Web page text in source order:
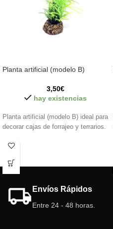
Planta artificial (modelo B)
3,50€
hay existencias
Planta artificial (modelo B) ideal para
decorar cajas de forrajeo y terrarios.
Envíos Rápidos
Entre 24 - 48 horas.